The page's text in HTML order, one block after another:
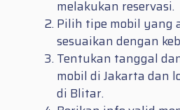
melakukan reservasi.
Pilih tipe mobil yang
sesuaikan dengan
Tentukan tanggal
mobil di Jakarta dan
di Blitar.